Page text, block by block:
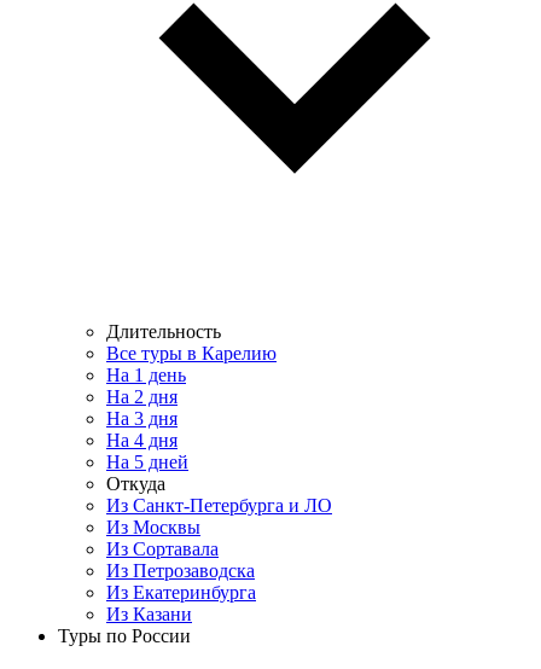
Длительность
Все туры в Карелию
На 1 день
На 2 дня
На 3 дня
На 4 дня
На 5 дней
Откуда
Из Санкт-Петербурга и ЛО
Из Москвы
Из Сортавала
Из Петрозаводска
Из Екатеринбурга
Из Казани
Туры по России